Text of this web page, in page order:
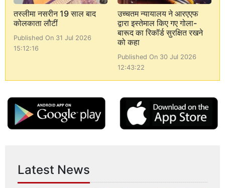
तस्लीमा नसरीन 19 साल बाद
कोलकाता लौटीं
Published On 31 Jul 2026
15:12:16
उच्चतम न्यायालय ने आरएएफ
द्वारा इस्तेमाल किए गए गोला-
बारूद का रिकॉर्ड सुरक्षित रखने
को कहा
Published On 30 Jul 2026
12:43:22
Latest News